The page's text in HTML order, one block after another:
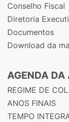
Conselho Fiscal
Diretoria
Documentos
Download da
AGENDA DA
REGIME DE
ANOS FINAIS
TEMPO